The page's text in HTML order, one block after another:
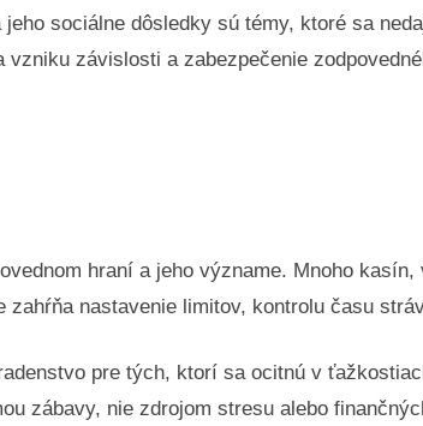
sociálne dôsledky sú témy, ktoré sa
závislosti a zabezpečenie
hraní a jeho význame. Mnoho
zahŕňa nastavenie limitov, kontrolu času
pre tých, ktorí sa ocitnú v
zábavy, nie zdrojom stresu alebo